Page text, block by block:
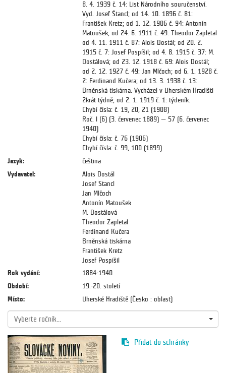
8. 4. 1939 č. 14: List Národního souručenství.
Vyd. Josef Štancl; od 14. 10. 1896 č. 81:
František Kretz; od 1. 12. 1906 č. 94: Antonín
Matoušek; od 24. 6. 1911 č. 49: Theodor Zapletal
od 4. 11. 1911 č. 87: Alois Dostál; od 20. 2.
1915 č. 7: Josef Pospíšil; od 4. 8. 1915 č. 37: M.
Dostálová; od 23. 12. 1918 č. 69: Alois Dostál;
od 2. 12. 1927 č. 49: Jan Mlčoch; od 6. 1. 1928 č.
2: Ferdinand Kučera; od 13. 3. 1938 č. 13:
Brněnská tiskárna. Vycházel v Uherském Hradišti
2krát týdně; od 2. 1. 1919 č. 1: týdeník.
Chybí čísla: č. 19, 20, 21 (1908)
Roč. l (6) (3. červenec 1889) — 57 (6. červenec
1940)
Chybí čísla: č. 76 (1906)
Chybí čísla: č. 99, 100 (1899)
Jazyk:
čeština
Vydavatel:
Alois Dostál
Josef Stancl
Jan Mlčoch
Antonín Matoušek
M. Dostálová
Theodor Zapletal
Ferdinand Kučera
Brněnská tiskárna
František Kretz
Josef Pospíšil
Rok vydání:
1884-1940
Období:
19.-20. století
Místo:
Uherské Hradiště (Česko : oblast)
Vyberte ročník...
Přidat do schránky